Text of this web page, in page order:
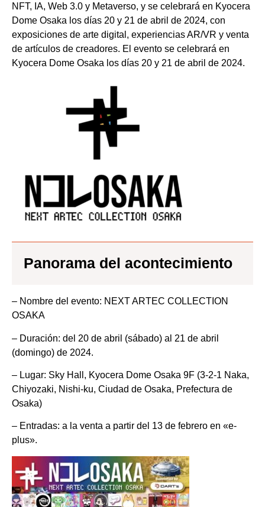
NFT, IA, Web 3.0 y Metaverso, y se celebrará en Kyocera
Dome Osaka los días 20 y 21 de abril de 2024, con
exposiciones de arte digital, experiencias AR/VR y venta
de artículos de creadores. El evento se celebrará en
Kyocera Dome Osaka los días 20 y 21 de abril de 2024.
Panorama del acontecimiento
– Nombre del evento: NEXT ARTEC COLLECTION
OSAKA
– Duración: del 20 de abril (sábado) al 21 de abril
(domingo) de 2024.
– Lugar: Sky Hall, Kyocera Dome Osaka 9F (3-2-1 Naka,
Chiyozaki, Nishi-ku, Ciudad de Osaka, Prefectura de
Osaka)
– Entradas: a la venta a partir del 13 de febrero en «e-
plus».